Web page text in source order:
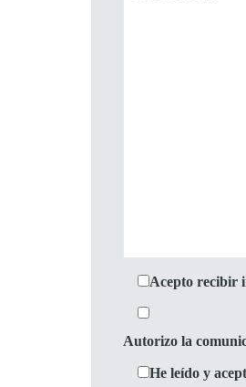
Acepto recibir
Autorizo la
He leído y